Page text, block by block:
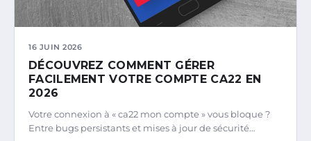
16 JUIN 2026
DÉCOUVREZ COMMENT GÉRER
FACILEMENT VOTRE COMPTE CA22 EN
2026
Votre connexion à « ca22 mon compte » vous bloque ?
Entre bugs persistants et mises à jour de sécurité…